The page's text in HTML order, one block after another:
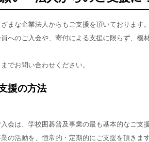
まな企業法人からもご支援を頂いております。
へのご入会や、寄付による支援に限らず、機
でお問い合わせください。
援の方法
入会は、学校囲碁普及事業の最も基本的なご支
の活動を、恒常的・定期的にご支援を頂きま